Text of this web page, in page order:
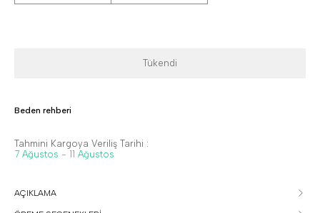
Tükendi
Beden rehberi
Tahmini Kargoya Veriliş Tarihi :
7 Ağustos - 11 Ağustos
AÇIKLAMA